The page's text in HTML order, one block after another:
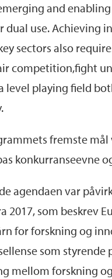
and
dual use. Achieving
sectors also
competition,fight
level playing field
fremste mål
konkurranseevne
agendaen var
2017, som beskrev
for forskning og
som styrende
mellom forskning